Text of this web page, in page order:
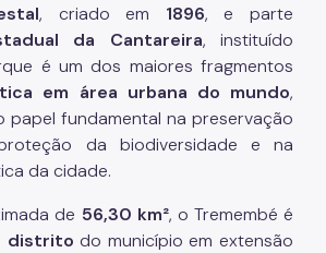
, criado em 1896, e parte
da Cantareira, instituído
é um dos maiores fragmentos
em área urbana do mundo,
papel fundamental na preservação
da biodiversidade e na
da cidade.
de 56,30 km², o Tremembé é
distrito do município em extensão